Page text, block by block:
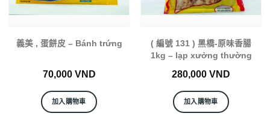
義美 , 蛋餅皮 – Bánh trứng
70,000 VND
加入購物車
( 編號 131 ) 黑橋-原味香腸
1kg – lạp xưởng thường
280,000 VND
加入購物車